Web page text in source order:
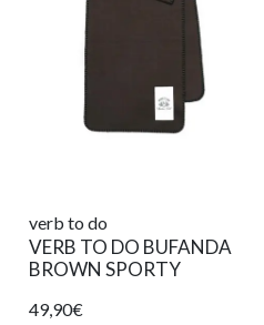
verb to do
VERB TO DO BUFANDA
BROWN SPORTY
49,90€